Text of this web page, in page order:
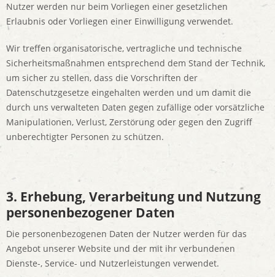
Nutzer werden nur beim Vorliegen einer gesetzlichen
Erlaubnis oder Vorliegen einer Einwilligung verwendet.
Wir treffen organisatorische, vertragliche und technische
Sicherheitsmaßnahmen entsprechend dem Stand der Technik,
um sicher zu stellen, dass die Vorschriften der
Datenschutzgesetze eingehalten werden und um damit die
durch uns verwalteten Daten gegen zufällige oder vorsätzliche
Manipulationen, Verlust, Zerstörung oder gegen den Zugriff
unberechtigter Personen zu schützen.
3. Erhebung, Verarbeitung und Nutzung
personenbezogener Daten
Die personenbezogenen Daten der Nutzer werden für das
Angebot unserer Website und der mit ihr verbundenen
Dienste-, Service- und Nutzerleistungen verwendet.